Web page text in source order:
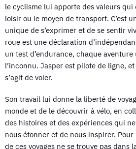
le cyclisme lui apporte des valeurs qui
loisir ou le moyen de transport. C’est
unique de s’exprimer et de se sentir
roue est une déclaration
un test d’endurance, chaque
l’inconnu. Jasper est pilote de ligne,
s’agit de voler.
Son travail lui donne la liberté de
monde et de le découvrir à vélo, en
des histoires et des expériences qui
nous étonner et de nous inspirer.
de ces voyages ne se trouve pas dans